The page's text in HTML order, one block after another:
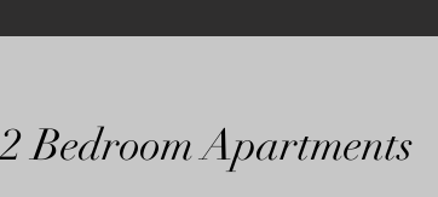
2 Bedroom Apartments